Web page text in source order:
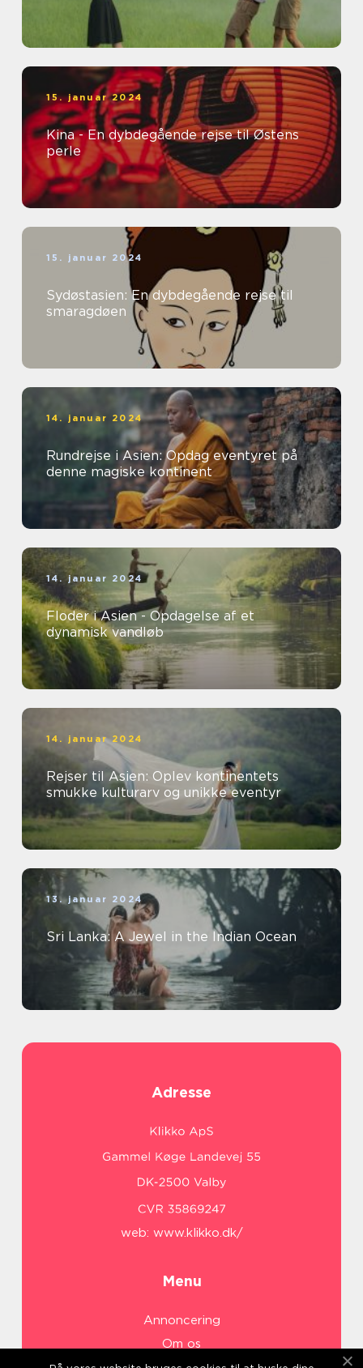
15. januar 2024
Kina - En dybdegående rejse til Østens
perle
15. januar 2024
Sydøstasien: En dybdegående rejse til
smaragdøen
14. januar 2024
Rundrejse i Asien: Opdag eventyret på
denne magiske kontinent
14. januar 2024
Floder i Asien - Opdagelse af et
dynamisk vandløb
14. januar 2024
Rejser til Asien: Oplev kontinentets
smukke kulturarv og unikke eventyr
13. januar 2024
Sri Lanka: A Jewel in the Indian Ocean
Adresse
web: www.klikko.dk/
Menu
Annoncering
Om os